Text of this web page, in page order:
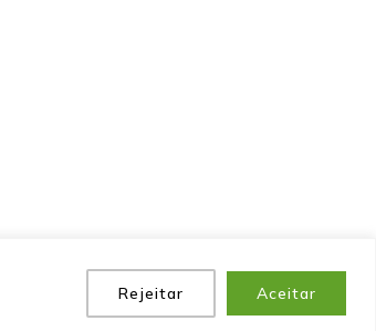
Rejeitar Aceitar